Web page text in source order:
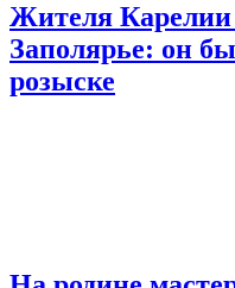
Жителя Карелии
Заполярье: он
розыске